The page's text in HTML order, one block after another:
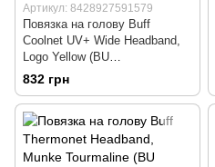
Артикул: 8428927591579
Повязка на голову Buff
Coolnet UV+ Wide Headband,
Logo Yellow (BU
137159.114.10.00)
832 грн